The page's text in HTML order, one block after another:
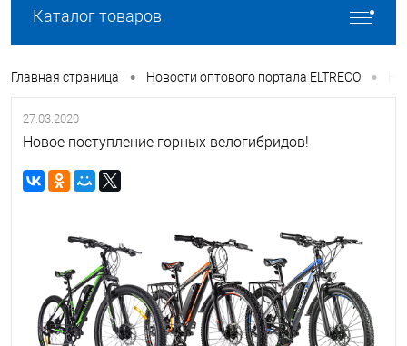
Каталог товаров
Главная страница • Новости оптового портала ELTRECO •
27.03.2020
Новое поступление горных велогибридов!